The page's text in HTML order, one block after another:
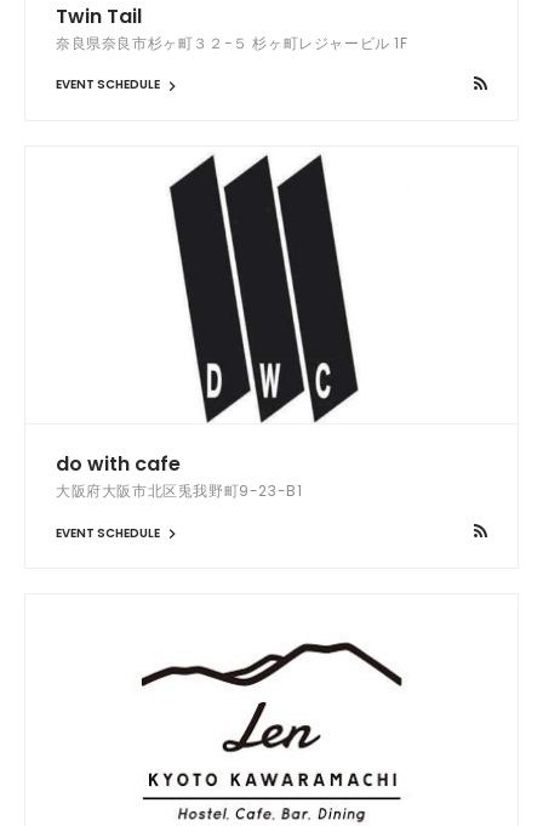
Twin Tail
奈良県奈良市杉ヶ町３２−５ 杉ヶ町レジャービル 1F
EVENT SCHEDULE
do with cafe
大阪府大阪市北区兎我野町9-23-B1
EVENT SCHEDULE